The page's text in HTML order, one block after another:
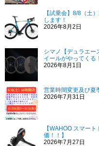
【試乗会】8/8（土
します！
2026年8月2日
シマノ【デュラエー
イールがやってくる！
2026年8月1日
営業時間変更及び夏
2026年7月31日
【WAHOO スマー
価！！】
2026年7月27日